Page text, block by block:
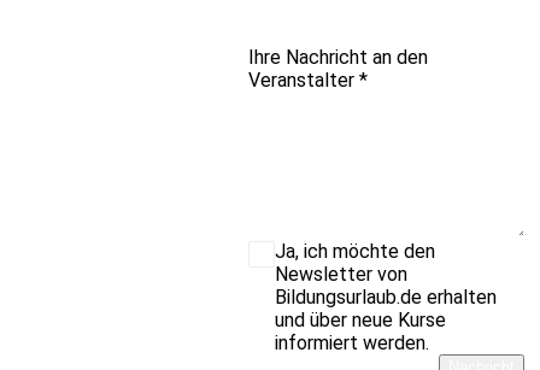
Ihre Nachricht an den
Veranstalter *
Ja, ich möchte den
Newsletter von
Bildungsurlaub.de erhalten
und über neue Kurse
informiert werden.